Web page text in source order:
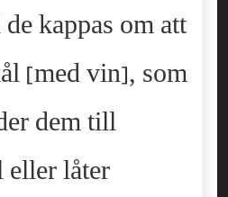
kappas om att
[med vin], som
dem till
låter